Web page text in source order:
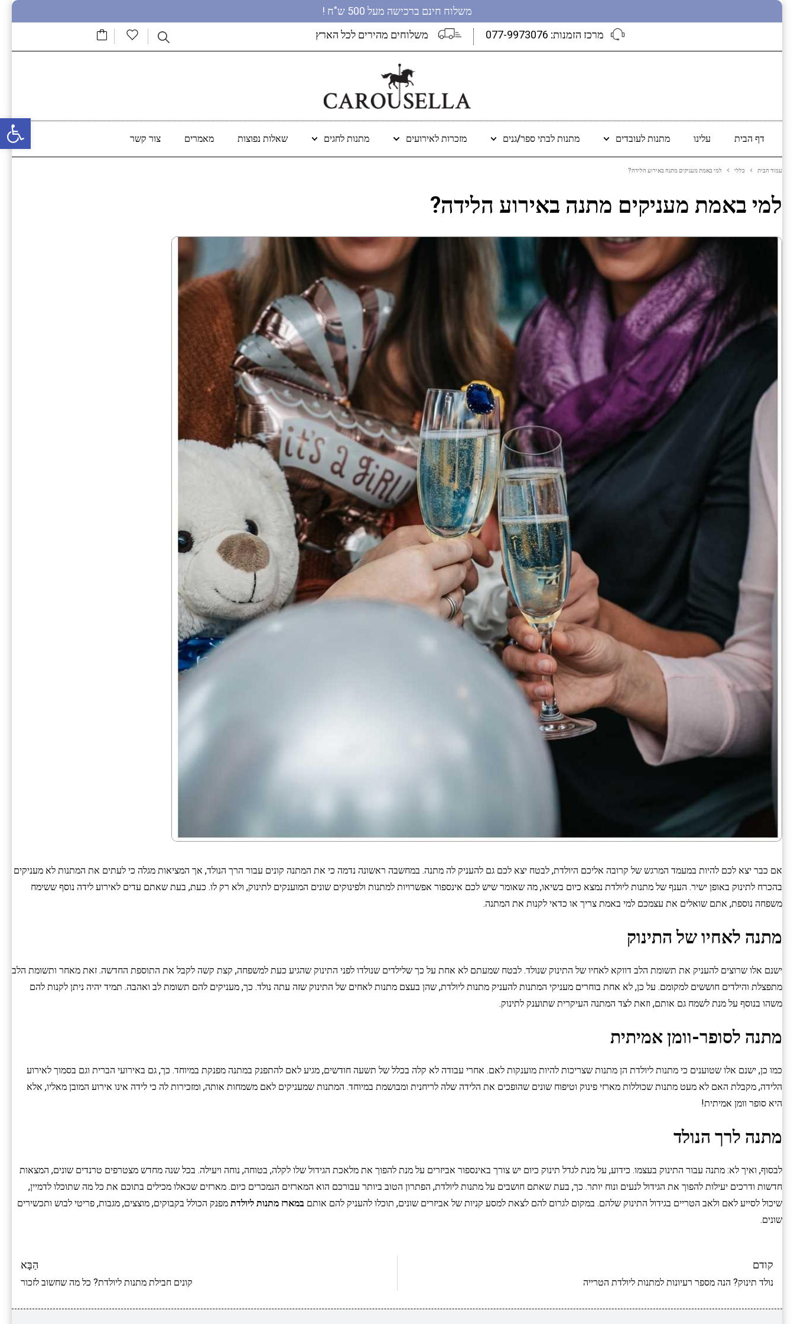
פתח סרגל נגישות
משלוח חינם ברכישה מעל 500 ש"ח !
מרכז הזמנות: 077-9973076 משלוחים מהירים לכל הארץ
דף הבית עלינו מתנות לעובדים מתנות לבתי ספר/גנים מזכרות לאירועים מתנות לחגים שאלות נפוצות מאמרים צור קשר
עמוד הבית כללי למי באמת מעניקים מתנה באירוע הלידה?
למי באמת מעניקים מתנה באירוע הלידה?
אם כבר יצא לכם להיות במעמד המרגש של קרובה אליכם היולדת, לבטח יצא לכם גם להעניק לה מתנה. במחשבה ראשונה נדמה כי את המתנה קונים עבור הרך הנולד, אך המציאות מגלה כי לעתים את המתנות לא מעניקים
בהכרח לתינוק באופן ישיר. הענף של מתנות ליולדת נמצא כיום בשיאו, מה שאומר שיש לכם אינספור אפשרויות למתנות ולפינוקים שונים המוענקים לתינוק, ולא רק לו. כעת, בעת שאתם עדים לאירוע לידה נוסף ששימח
משפחה נוספת, אתם שואלים את עצמכם למי באמת צריך או כדאי לקנות את המתנה.
מתנה לאחיו של התינוק
ישנם אלו שרוצים להעניק את תשומת הלב דווקא לאחיו של התינוק שנולד. לבטח שמעתם לא אחת על כך שלילדים שנולדו לפני התינוק שהגיע כעת למשפחה, קצת קשה לקבל את התוספת החדשה. זאת מאחר ותשומת הלב
מתפצלת והילדים חוששים למקומם. על כן, לא אחת בוחרים מעניקי המתנות להעניק מתנות ליולדת, שהן בעצם מתנות לאחים של התינוק שזה עתה נולד. כך, מעניקים להם תשומת לב ואהבה. תמיד יהיה ניתן לקנות להם
משהו בנוסף על מנת לשמח גם אותם, וזאת לצד המתנה העיקרית שתוענק לתינוק.
מתנה לסופר-וומן אמיתית
כמו כן, ישנם אלו שטוענים כי מתנות ליולדת הן מתנות שצריכות להיות מוענקות לאם. אחרי עבודה לא קלה בכלל של תשעה חודשים, מגיע לאם להתפנק במתנה מפנקת במיוחד. כך, גם באירועי הברית וגם בסמוך לאירוע
הלידה, מקבלת האם לא מעט מתנות שכוללות מארזי פינוק וטיפוח שונים שהופכים את הלידה שלה לריחנית ומבושמת במיוחד. המתנות שמעניקים לאם משמחות אותה, ומזכירות לה כי לידה אינו אירוע המובן מאליו, אלא
היא סופר וומן אמיתית!
מתנה לרך הנולד
לבסוף, ואיך לא: מתנה עבור התינוק בעצמו. כידוע, על מנת לגדל תינוק כיום יש צורך באינספור אביזרים על מנת להפוך את מלאכת הגידול שלו לקלה, בטוחה, נוחה ויעילה. בכל שנה מחדש מצטרפים טרנדים שונים, המצאות
חדשות ודרכים יעילות להפוך את הגידול לנעים ונוח יותר. כך, בעת שאתם חושבים על מתנות ליולדת, הפתרון הטוב ביותר עבורכם הוא המארזים הנמכרים כיום. מארזים שכאלו מכילים בתוכם את כל מה שתוכלו לדמיין,
שיכול לסייע לאם ולאב הטריים בגידול התינוק שלהם. במקום לגרום להם לצאת למסע קניות של אביזרים שונים, תוכלו להעניק להם אותם במארז מתנות ליולדת מפנק הכולל בקבוקים, מוצצים, מגבות, פריטי לבוש ותכשירים
שונים.
קודם
נולד תינוק? הנה מספר רעיונות למתנות ליולדת הטרייה
הַבָּא
קונים חבילת מתנות ליולדת? כל מה שחשוב לזכור